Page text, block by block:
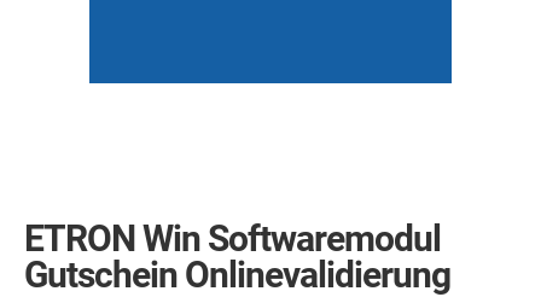
beginning
of
the
ETRON Win Softwaremodul
Gutschein Onlinevalidierung